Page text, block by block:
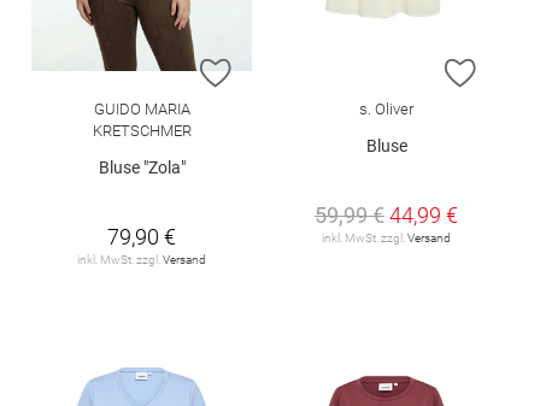
ZUR WUNSCHLISTE HINZUFÜGEN
GUIDO MARIA
KRETSCHMER
Bluse "Zola"
79,90 €
inkl. MwSt. zzgl. Versand
ZUR
s. Oliver
Bluse
59,99 €44,99 €
inkl. MwSt. zzgl. Versand